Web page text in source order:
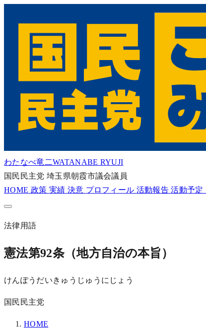
わたなべ竜二WATANABE RYUJI
国民民主党 埼玉県朝霞市議会議員
HOME 政策 実績 決意 プロフィール 活動報告活動予定
法律用語
憲法第92条（地方自治の本旨）
けんぽうだいきゅうじゅうにじょう
国民民主党
HOME